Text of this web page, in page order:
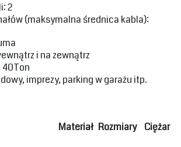
2‎
(maksymalna średnica kabla):‎
i na zewnątrz‎
40Ton‎
imprezy, parking w garażu itp.
‎Materiał‎ ‎Rozmiary‎ ‎Ciężar‎